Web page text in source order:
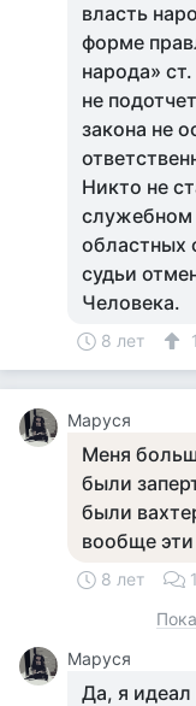
власть
форме
народа»
не
закона не
Никто не
служебном
областных
судьи
Человека.
8 лет 1
Маруся
Меня
были
были
вообще эти
8 лет
Маруся
Да, я